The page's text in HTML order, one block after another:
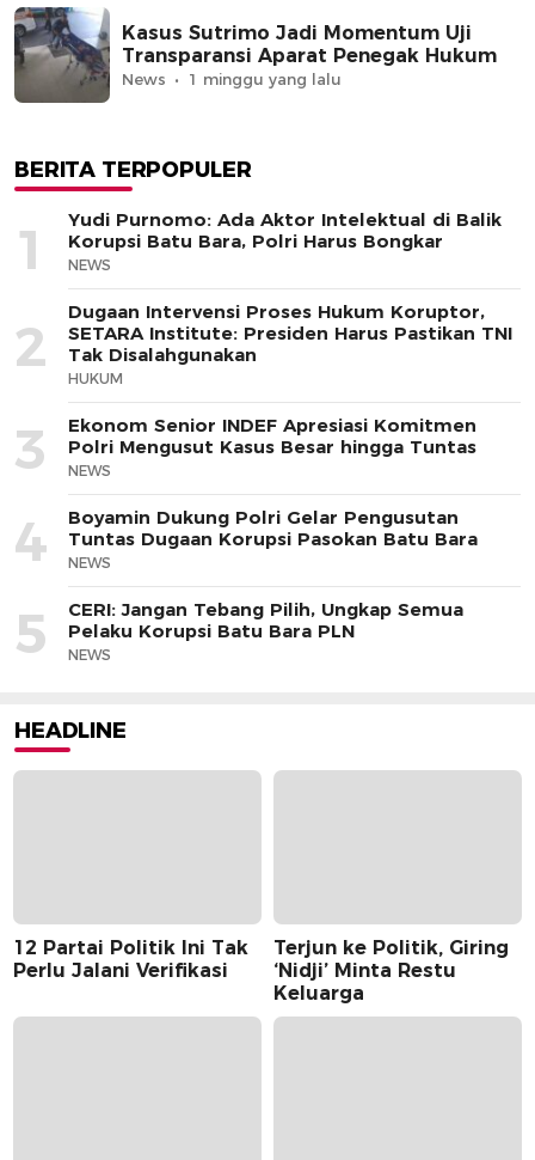
Kasus Sutrimo Jadi Momentum Uji
Transparansi Aparat Penegak Hukum
News 1 minggu yang lalu
BERITA TERPOPULER
1
Yudi Purnomo: Ada Aktor Intelektual di Balik
Korupsi Batu Bara, Polri Harus Bongkar
NEWS
2
Dugaan Intervensi Proses Hukum Koruptor,
SETARA Institute: Presiden Harus Pastikan TNI
Tak Disalahgunakan
HUKUM
3
Ekonom Senior INDEF Apresiasi Komitmen
Polri Mengusut Kasus Besar hingga Tuntas
NEWS
4
Boyamin Dukung Polri Gelar Pengusutan
Tuntas Dugaan Korupsi Pasokan Batu Bara
NEWS
5
CERI: Jangan Tebang Pilih, Ungkap Semua
Pelaku Korupsi Batu Bara PLN
NEWS
HEADLINE
12 Partai Politik Ini Tak
Perlu Jalani Verifikasi
Terjun ke Politik, Giring
‘Nidji’ Minta Restu
Keluarga